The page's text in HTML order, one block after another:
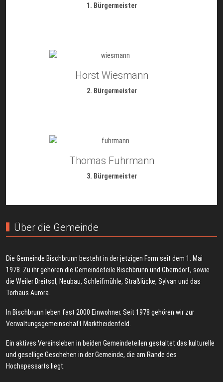
1. Bürgermeister
Horst Wiesmann
2. Bürgermeister
Thomas Fuhrmann
3. Bürgermeister
Über die Gemeinde
Die Gemeinde Bischbrunn besteht in der jetzigen Form seit dem 1. Mai
1978. Zu ihr gehören die Gemeindeteile Bischbrunn und Oberndorf, sowie
die Weiler Breitsol, Neubau, Schleifmühle, Straßlücke, Sylvan und das
Torhaus Aurora.
In Bischbrunn leben fast 2000 Einwohner. Seit 1978 gehören wir zur
Verwaltungsgemeinschaft Marktheidenfeld.
Ein aktives Vereinsleben in beiden Gemeindeteilen gestaltet das kulturelle
und gesellige Geschehen in der Gemeinde, die am Rande des
Hochspessarts liegt.